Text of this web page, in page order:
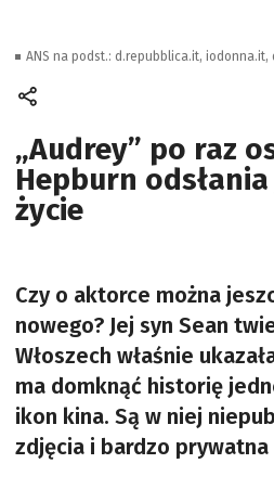
„Audrey” po raz
Hepburn
życie
Czy o aktorce można
nowego? Jej syn Sean
Włoszech właśnie
ma domknąć historię
ikon kina. Są w niej
zdjęcia i bardzo
ANS na podst.: d.repubblica.it,